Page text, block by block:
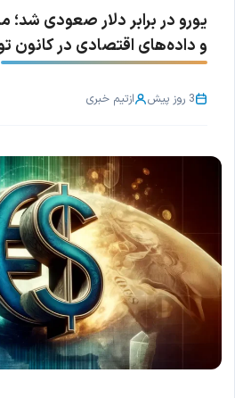
یورو در برابر دلار صعودی شد؛
و داده‌های اقتصادی در کانون
3 روز پیش ازتیم خبری